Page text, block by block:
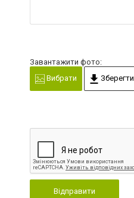
Завантажити фото:
Вибрати
Зберегти
Відправити